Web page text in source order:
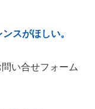
スがほしい。
い合せフォーム